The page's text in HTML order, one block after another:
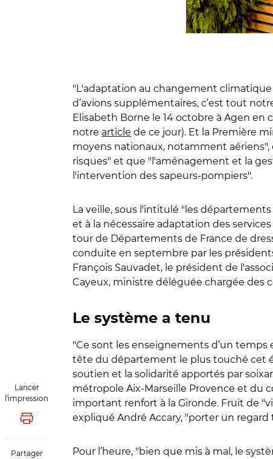
Lancer
l'impression
Lancer l'impression
Partager
"L'adaptation au changement climatique
d’avions supplémentaires, c’est tout
Elisabeth Borne le 14 octobre à Agen
notre article de ce jour). Et la Première
moyens nationaux, notamment
risques" et que "l'aménagement et la
l'intervention des sapeurs-pompiers".
La veille, sous l'intitulé "les
et à la nécessaire adaptation des
tour de Départements de France de
conduite en septembre par les
François Sauvadet, le président de
Cayeux, ministre déléguée chargée des
Le système a tenu
"Ce sont les enseignements d’un temps
tête du département le plus touché cet
soutien et la solidarité apportés par
métropole Aix-Marseille Provence et du
important renfort à la Gironde. Fruit de "
expliqué André Accary, "porter un regard
Pour l’heure, "bien que mis à mal, le